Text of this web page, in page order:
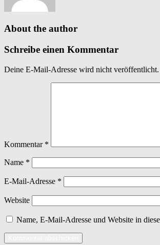
About the author
Schreibe einen Kommentar
Deine E-Mail-Adresse wird nicht veröffentlicht.
Kommentar *
Name *
E-Mail-Adresse *
Website
Name, E-Mail-Adresse und Website in